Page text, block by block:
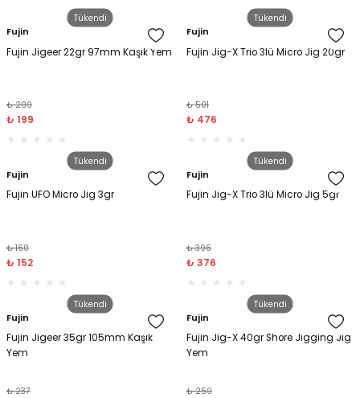
Tükendi
Fujin
Fujin Jigeer 22gr 97mm Kaşık Yem
₺ 209
₺ 199
Tükendi
Fujin
Fujin Jig-X Trio 3lü Micro Jig 20gr
₺ 501
₺ 476
Tükendi
Fujin
Fujin UFO Micro Jig 3gr
₺ 160
₺ 152
Tükendi
Fujin
Fujin Jig-X Trio 3lü Micro Jig 5gr
₺ 396
₺ 376
Tükendi
Fujin
Fujin Jigeer 35gr 105mm Kaşık
Yem
₺ 237
Tükendi
Fujin
Fujin Jig-X 40gr Shore Jigging Jig
Yem
₺ 259